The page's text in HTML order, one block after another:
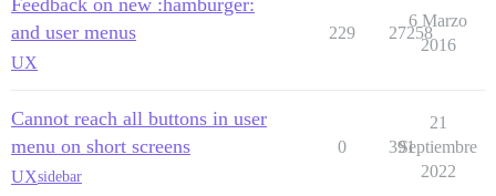
and user menus
UX
229 27258
6 Marzo
2016
Cannot reach all buttons in user
menu on short screens
UXsidebar
0 391
21
Septiembre
2022